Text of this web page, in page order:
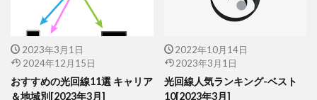
2023年3月1日
2024年12月15日
おすすめの光回線11選 キャリア
＆地域別[2023年3月]
2022年10月14日
2023年3月1日
光回線人気ランキング-ベスト
10[2023年3月]